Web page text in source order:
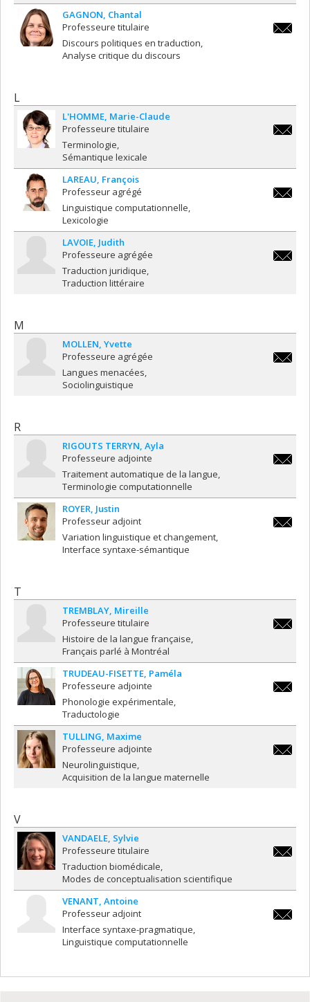
GAGNON Chantal
Professeure titulaire
Discours politiques en traduction
Analyse critique du discours
L
L'HOMME Marie-Claude
Professeure titulaire
Terminologie
Sémantique lexicale
LAREAU François
Professeur agrégé
Linguistique computationnelle
Lexicologie
LAVOIE Judith
Professeure agrégée
Traduction juridique
Traduction littéraire
M
MOLLEN Yvette
Professeure agrégée
Langues menacées
Sociolinguistique
R
RIGOUTS TERRYN Ayla
Professeure adjointe
Traitement automatique de la langue
Terminologie computationnelle
ROYER Justin
Professeur adjoint
Variation linguistique et changement
Interface syntaxe-sémantique
T
TREMBLAY Mireille
Professeure titulaire
Histoire de la langue française
Français parlé à Montréal
TRUDEAU-FISETTE Paméla
Professeure adjointe
Phonologie expérimentale
Traductologie
TULLING Maxime
Professeure adjointe
Neurolinguistique
Acquisition de la langue maternelle
V
VANDAELE Sylvie
Professeure titulaire
Traduction biomédicale
Modes de conceptualisation scientifique
VENANT Antoine
Professeur adjoint
Interface syntaxe-pragmatique
Linguistique computationnelle